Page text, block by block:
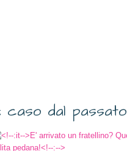
caso dal passato